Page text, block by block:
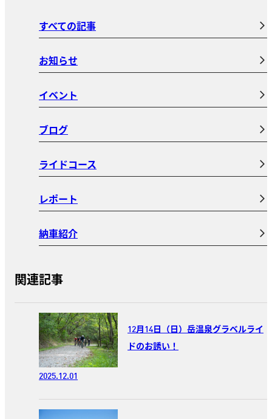
すべての記事
お知らせ
イベント
ブログ
ライドコース
レポート
納車紹介
関連記事
12月14日（日）岳温泉グラベルライ
ドのお誘い！
2025.12.01